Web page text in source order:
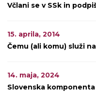
Včlani se v SSk in
15. aprila, 2014
Čemu (ali komu) služi
14. maja, 2024
Slovenska komponenta